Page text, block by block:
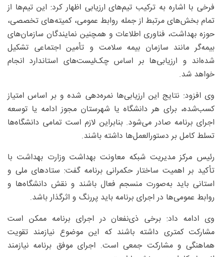
فرخی با اشاره به ترکیب تیم‌های ارزیابی اظهار کرد: این تیم‌ها از
تمام بخش‌های مرتبط از جمله روابط عمومی، کمیته‌های تخصصی،
حوزه بهداشت، فناوری اطلاعات و همچنین نمایندگان سازمان‌های
بیمه‌گر مانند سازمان بیمه سلامت و تأمین اجتماعی تشکیل
شده‌اند و ارزیابی‌ها بر اساس چک‌لیست‌های استاندارد انجام
خواهد شد.
وی افزود: نتایج این ارزیابی‌ها نمره‌دهی شده و بر اساس امتیاز
کسب‌شده، برای هر دانشگاه یا شهرستان مجوز ادامه یا توسعه
اجرای برنامه صادر می‌شود. بنابراین لازم است تمامی دانشگاه‌ها
تسلط کامل بر دستورالعمل‌ها داشته باشند.
رئیس مرکز مدیریت شبکه معاونت بهداشت وزارت بهداشت با
تأکید بر اهمیت ساختار حکمرانی برنامه گفت: ستادهای ملی و
استانی باید به‌صورت منسجم فعال باشند و نقش دانشگاه‌ها و
روابط عمومی‌ها در اجرای برنامه باید پررنگ و اثرگذار باشد.
وی ادامه داد: برخی ذی‌نفعان در اجرای برنامه ممکن است
مشارکت کمتری داشته باشند که این موضوع نیازمند تقویت
هماهنگی و مشارکت جمعی است. اجرای موفق برنامه نیازمند